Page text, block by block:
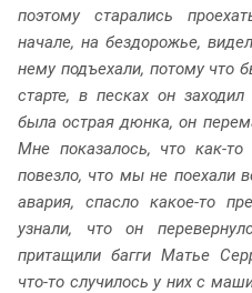
поэтому старались
начале, на бездорожье,
нему подъехали, потому что
старте, в песках он
была острая дюнка, он
Мне показалось, что как-
повезло, что мы не поехали
авария, спасло какое-то
узнали, что он
притащили багги Матье
что-то случилось у них с